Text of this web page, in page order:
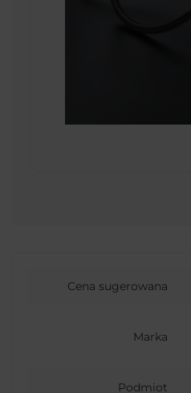
Cena sugerowana
Marka
Podmiot